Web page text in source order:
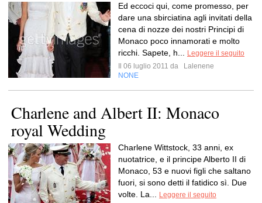
Ed eccoci qui, come promesso, per
dare una sbirciatina agli invitati della
cena di nozze dei nostri Principi di
Monaco poco innamorati e molto
ricchi. Sapete, h...
Leggere il seguito
Il 06 luglio 2011 da
Lalenene
NONE
Charlene and Albert II: Monaco
royal Wedding
Charlene Wittstock, 33 anni, ex
nuotatrice, e il principe Alberto II di
Monaco, 53 e nuovi figli che saltano
fuori, si sono detti il fatidico sì. Due
volte. La...
Leggere il seguito